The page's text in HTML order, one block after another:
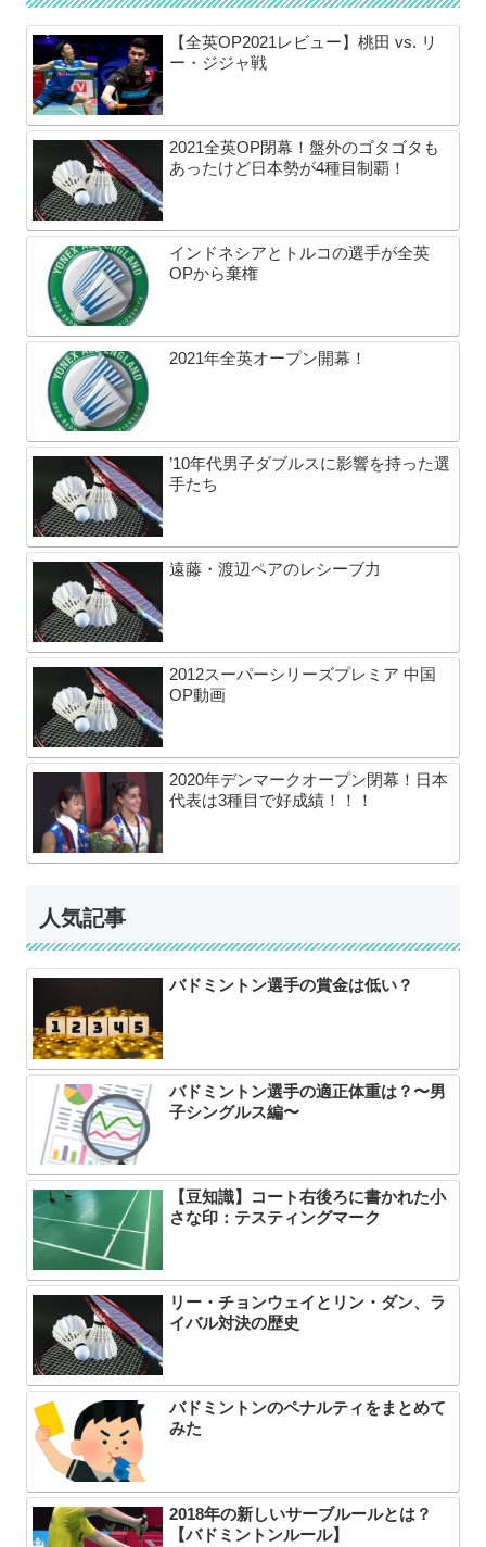
【全英OP2021レビュー】桃田 vs. リ
ー・ジジャ戦
2021全英OP閉幕！盤外のゴタゴタも
あったけど日本勢が4種目制覇！
インドネシアとトルコの選手が全英
OPから棄権
2021年全英オープン開幕！
’10年代男子ダブルスに影響を持った選
手たち
遠藤・渡辺ペアのレシーブ力
2012スーパーシリーズプレミア 中国
OP動画
2020年デンマークオープン閉幕！日本
代表は3種目で好成績！！！
人気記事
バドミントン選手の賞金は低い？
バドミントン選手の適正体重は？〜男
子シングルス編〜
【豆知識】コート右後ろに書かれた小
さな印：テスティングマーク
リー・チョンウェイとリン・ダン、ラ
イバル対決の歴史
バドミントンのペナルティをまとめて
みた
2018年の新しいサーブルールとは？
【バドミントンルール】